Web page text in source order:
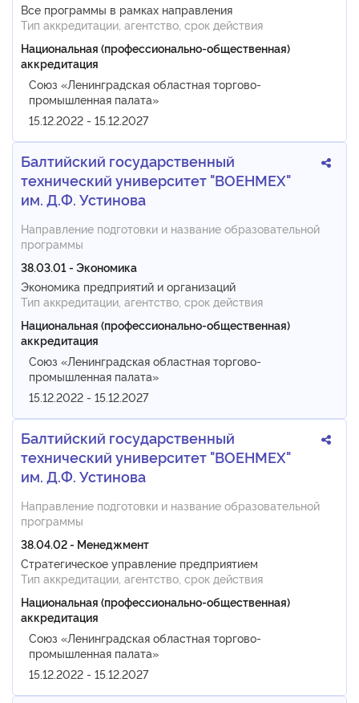
Все программы в рамках направления
Тип аккредитации, агентство, срок действия
Национальная (профессионально-общественная)
аккредитация
Союз «Ленинградская областная торгово-
промышленная палата»
15.12.2022 - 15.12.2027
Балтийский государственный
технический университет "ВОЕНМЕХ"
им. Д.Ф. Устинова
Направление подготовки и название образовательной
программы
38.03.01 - Экономика
Экономика предприятий и организаций
Тип аккредитации, агентство, срок действия
Национальная (профессионально-общественная)
аккредитация
Союз «Ленинградская областная торгово-
промышленная палата»
15.12.2022 - 15.12.2027
Балтийский государственный
технический университет "ВОЕНМЕХ"
им. Д.Ф. Устинова
Направление подготовки и название образовательной
программы
38.04.02 - Менеджмент
Стратегическое управление предприятием
Тип аккредитации, агентство, срок действия
Национальная (профессионально-общественная)
аккредитация
Союз «Ленинградская областная торгово-
промышленная палата»
15.12.2022 - 15.12.2027